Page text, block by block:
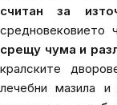
считан за
средновековието
срещу чума и
кралските
лечебни мазила и